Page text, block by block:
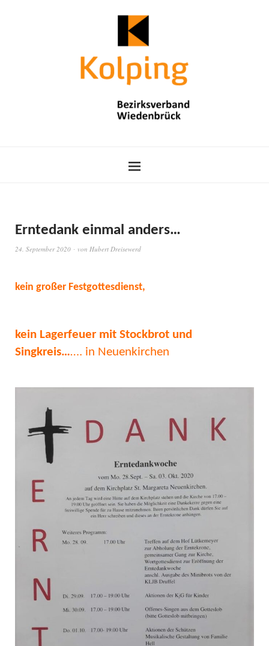
Erntedank einmal anders…
24. September 2020 von Hubert Dreisewerd
kein großer Festgottesdienst,
kein Lagerfeuer mit Stockbrot und
Singkreis……. in Neuenkirchen